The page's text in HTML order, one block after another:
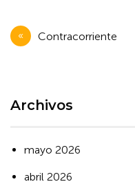
Navegación
de
Contracorriente
Archivos
mayo 2026
abril 2026